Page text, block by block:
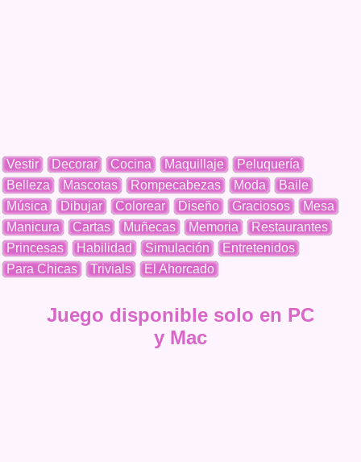
Vestir Decorar Cocina Maquillaje
Peluquería
Belleza
Mascotas Rompecabezas Moda
Baile
Música
Dibujar Colorear Diseño Graciosos
Mesa
Manicura
Cartas Muñecas Memoria
Restaurantes
Princesas
Habilidad Simulación
Entretenidos
Para Chicas
Trivials El Ahorcado
Juego disponible solo en PC
y Mac